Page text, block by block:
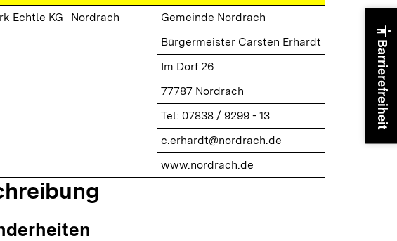
Echtle KG
Nordrach
Gemeinde Nordrach
Bürgermeister Carsten Erhardt
Im Dorf 26
77787 Nordrach
Tel: 07838 / 9299 - 13
c.erhardt@nordrach.de
www.nordrach.de
accessibility
Barrierefreiheit